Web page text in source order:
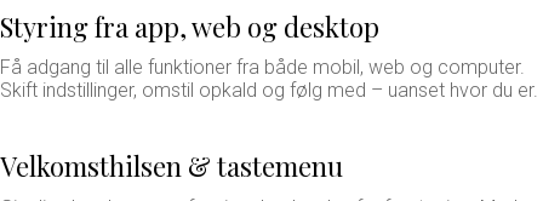
Styring fra app, web og desktop
Få adgang til alle funktioner fra både mobil, web og computer.
Skift indstillinger, omstil opkald og følg med – uanset hvor du er.
Velkomsthilsen & tastemenu